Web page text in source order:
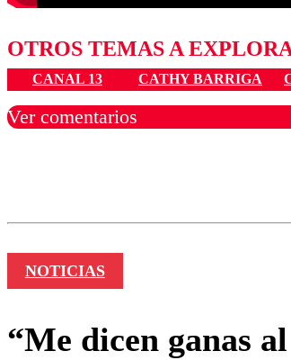
OTROS TEMAS A
CANAL 13 CATHY BARRIGA
Ver comentarios
NOTICIAS
“Me dicen ganas